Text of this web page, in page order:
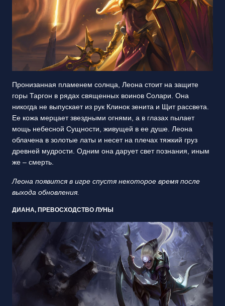
Пронизанная пламенем солнца, Леона стоит на защите
горы Таргон в рядах священных воинов Солари. Она
никогда не выпускает из рук Клинок зенита и Щит рассвета.
Ее кожа мерцает звездными огнями, а в глазах пылает
мощь небесной Сущности, живущей в ее душе. Леона
облачена в золотые латы и несет на плечах тяжкий груз
древней мудрости. Одним она дарует свет познания, иным
же – смерть.
Леона появится в игре спустя некоторое время после
выхода обновления.
ДИАНА, ПРЕВОСХОДСТВО ЛУНЫ